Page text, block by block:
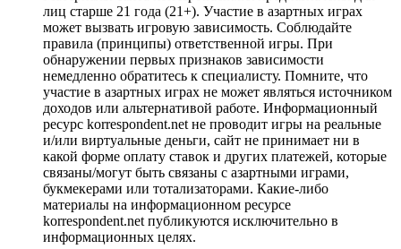
лиц старше 21 года (21+). Участие в азартных играх
может вызвать игровую зависимость. Соблюдайте
правила (принципы) ответственной игры. При
обнаружении первых признаков зависимости
немедленно обратитесь к специалисту. Помните, что
участие в азартных играх не может являться источником
доходов или альтернативой работе. Информационный
ресурс korrespondent.net не проводит игры на реальные
и/или виртуальные деньги, сайт не принимает ни в
какой форме оплату ставок и других платежей, которые
связаны/могут быть связаны с азартными играми,
букмекерами или тотализаторами. Какие-либо
материалы на информационном ресурсе
korrespondent.net публикуются исключительно в
информационных целях.